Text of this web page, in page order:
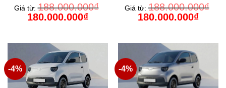
Giá từ:188.000.000₫
Giá
gốc
180.000.000₫Giá
hiện
Giá từ:188.000.000₫
Giá
gốc
180.000.000₫Giá
hiện
-4% -4%